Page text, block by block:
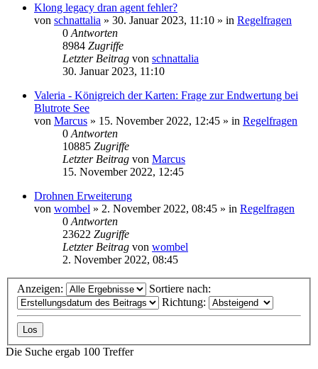
Klong legacy dran agent fehler?
von schnattalia » 30. Januar 2023, 11:10 » in Regelfragen
0 Antworten
8984 Zugriffe
Letzter Beitrag von schnattalia
30. Januar 2023, 11:10
Valeria - Königreich der Karten: Frage zur Endwertung bei
Blutrote See
von Marcus » 15. November 2022, 12:45 » in Regelfragen
0 Antworten
10885 Zugriffe
Letzter Beitrag von Marcus
15. November 2022, 12:45
Drohnen Erweiterung
von wombel » 2. November 2022, 08:45 » in Regelfragen
0 Antworten
23622 Zugriffe
Letzter Beitrag von wombel
2. November 2022, 08:45
Anzeigen:
Sortiere nach:
Richtung:
Die Suche ergab 100 Treffer